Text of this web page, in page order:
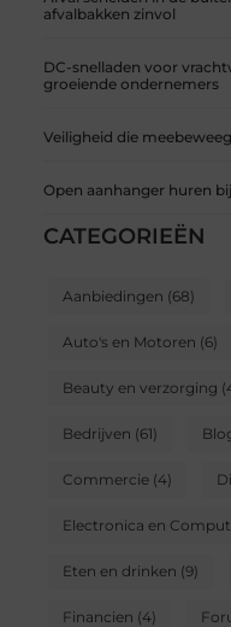
afvalbakken zinvol
DC-snelladen voor
groeiende ondernemers
Veiligheid die
Open aanhanger huren
CATEGORIEËN
Aanbiedingen (68)
Auto's en Motoren (6)
Beauty en verzorging
Bedrijven (61)
Commercie(4)
Electronica en
Eten en drinken (9)
Financien (4)